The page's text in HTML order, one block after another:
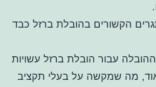
הקשורים בהובלת ברזל כבד
עבור הובלת ברזל עשויות
מה שמקשה על בעלי תקציב